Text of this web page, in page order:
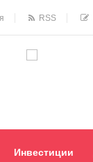
RSS
Инвестиции